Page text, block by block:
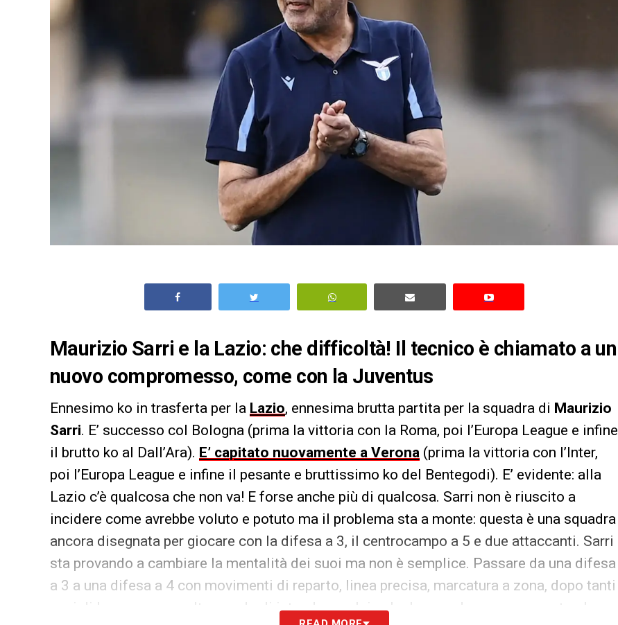
Maurizio Sarri e la Lazio: che difficoltà! Il tecnico è chiamato a un
nuovo compromesso, come con la Juventus
Ennesimo ko in trasferta per la Lazio, ennesima brutta partita per la squadra di Maurizio
Sarri. E’ successo col Bologna (prima la vittoria con la Roma, poi l’Europa League e infine
il brutto ko al Dall’Ara). E’ capitato nuovamente a Verona (prima la vittoria con l’Inter,
poi l’Europa League e infine il pesante e bruttissimo ko del Bentegodi). E’ evidente: alla
Lazio c’è qualcosa che non va! E forse anche più di qualcosa. Sarri non è riuscito a
incidere come avrebbe voluto e potuto ma il problema sta a monte: questa è una squadra
ancora disegnata per giocare con la difesa a 3, il centrocampo a 5 e due attaccanti. Sarri
sta provando a cambiare la mentalità dei suoi ma non è semplice. Passare da una difesa
a 3 a una difesa a 4 con movimenti di reparto, linea precisa, marcatura a zona, dopo tanti
anni di lavoro con un altro modo di intendere calcio che la squadra aveva sposato al